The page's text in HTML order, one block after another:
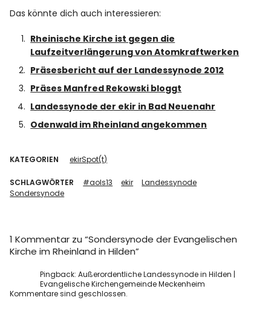
Das könnte dich auch interessieren:
Rheinische Kirche ist gegen die
Laufzeitverlängerung von Atomkraftwerken
Präsesbericht auf der Landessynode 2012
Präses Manfred Rekowski bloggt
Landessynode der ekir in Bad Neuenahr
Odenwald im Rheinland angekommen
KATEGORIEN ekirSpot(t)
SCHLAGWÖRTER #aols13 ekir
Landessynode
Sondersynode
1 Kommentar zu “Sondersynode der Evangelischen
Kirche im Rheinland in Hilden”
Pingback:Außerordentliche Landessynode in Hilden |
Evangelische Kirchengemeinde Meckenheim
Kommentare sind geschlossen.